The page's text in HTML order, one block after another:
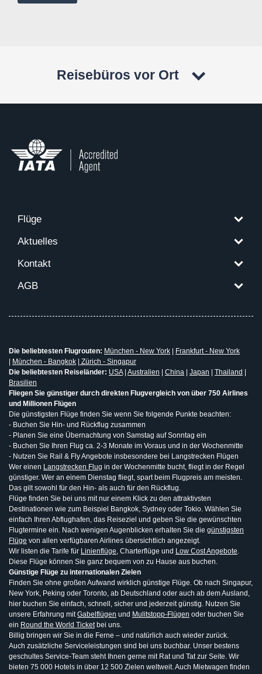
Reisebüros vor Ort
Flüge
Aktuelles
Kontakt
AGB
Die beliebtesten Flugrouten: München - New York
Frankfurt - New York
München - Bangkok
Zürich - Singapur
Die beliebtesten Reiseländer: USA| Australien China Japan Thailand
Brasilien
Fliegen Sie günstiger durch direkten Flugvergleich von über 750 Airlines
und Millionen Flügen
Die günstigsten Flüge finden Sie wenn Sie folgende Punkte beachten:
- Buchen Sie Hin- und Rückflug zusammen
- Planen Sie eine Übernachtung von Samstag auf Sonntag ein
- Buchen Sie Ihren Flug ca. 2-3 Monate im Voraus und in der Wochenmitte
- Nutzen Sie Rail & Fly Angebote insbesondere bei Langstrecken Flügen
Wer einen Langstrecken Flug in der Wochenmitte bucht, fliegt in der Regel
günstiger. Wer an einem Dienstag fliegt, spart beim Flugpreis am meisten.
Das gilt sowohl für den Hin- als auch für den Rückflug.
Flüge finden Sie bei uns mit nur einem Klick zu den attraktivsten
Destinationen wie zum Beispiel Bangkok, Sydney oder Tokio. Wählen Sie
einfach Ihren Abflughafen, das Reiseziel und geben Sie die gewünschten
Flugtermine ein. Nach wenigen Augenblicken erhalten Sie die günstigsten
Flüge von allen verfügbaren Airlines übersichtlich angezeigt.
Wir listen die Tarife für Linienflüge, Charterflüge und Low Cost Angebote.
Diese Flüge können Sie ganz bequem von zu Hause aus buchen.
Günstige Flüge zu internationalen Zielen
Finden Sie ohne großen Aufwand wirklich günstige Flüge. Ob nach Singapur,
New York, Peking oder Toronto, ab Deutschland oder auch ab dem Ausland,
hier buchen Sie einfach, schnell, sicher und jederzeit günstig. Nutzen Sie
unsere Erfahrung mitGabelflügen und Mulitstopp-Flügen oder buchen Sie
ein Round the World Ticketbei uns.
Billig bringen wir Sie in die Ferne – und natürlich auch wieder zurück.
Auch zusätzliche Serviceleistungen sind bei uns buchbar. Unser bestens
geschultes Service-Team steht Ihnen gerne mit Rat und Tat zur Seite. Wir
bieten 75 000 Hotels in über 12 500 Zielen weltweit. Auch Mietwagen finden